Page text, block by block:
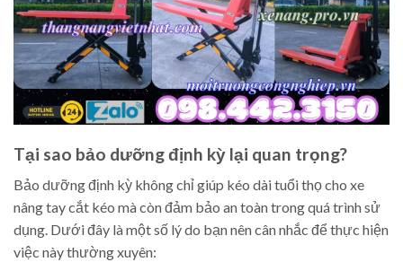
Tại sao bảo dưỡng định kỳ lại quan trọng?
Bảo dưỡng định kỳ không chỉ giúp kéo dài tuổi thọ cho xe
nâng tay cắt kéo mà còn đảm bảo an toàn trong quá trình sử
dụng. Dưới đây là một số lý do bạn nên cân nhắc để thực hiện
việc này thường xuyên: